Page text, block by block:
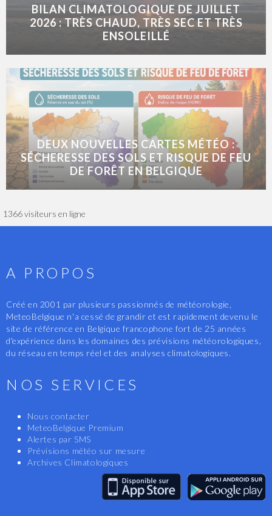
BILAN CLIMATOLOGIQUE DE JUILLET
2026 : TRÈS CHAUD, TRÈS SEC ET TRÈS
ENSOLEILLÉ
DEUX NOUVELLES CARTES MÉTÉO :
SÉCHERESSE DES SOLS ET RISQUE DE FEU
DE FORÊT EN BELGIQUE
1366 visiteurs en ligne
A PROPOS
Créé en 2001 par plusieurs passionnés de météorologie,
MeteoBelgique n'a cessé de grandir et est rapidement devenu le
site de référence en Belgique francophone fort de 25 années
d'expérience dans les domaines des prévisions météorologiques,
du réseau en temps réel et des analyses climatologiques.
NOS SERVICES
Nous contacter
MeteoBelgique Premium
Alertes par SMS
Prévisions météo sur mesure
Archives Climatologiques